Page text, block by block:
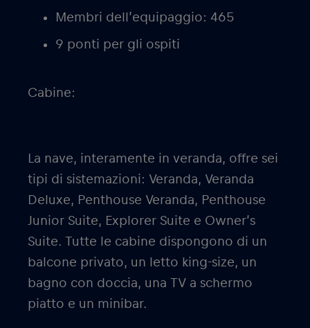
Membri dell’equipaggio: 465
9 ponti per gli ospiti
Cabine:
La nave, interamente in veranda, offre sei
tipi di sistemazioni: Veranda, Veranda
Deluxe, Penthouse Veranda, Penthouse
Junior Suite, Explorer Suite e Owner’s
Suite. Tutte le cabine dispongono di un
balcone privato, un letto king-size, un
bagno con doccia, una TV a schermo
piatto e un minibar.